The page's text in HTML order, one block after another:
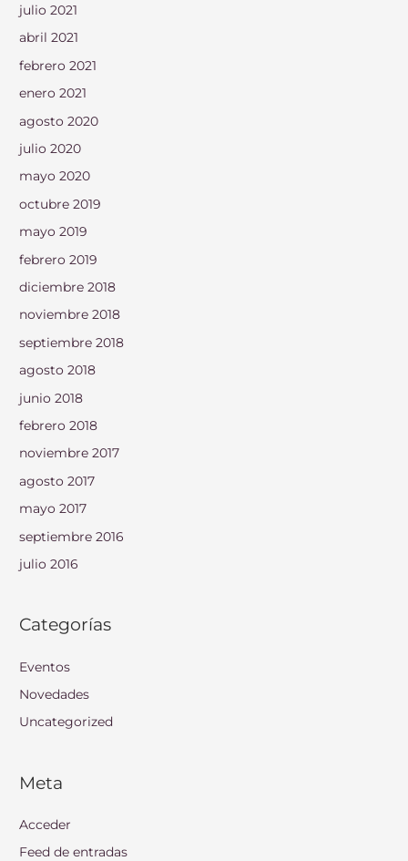
julio 2021
abril 2021
febrero 2021
enero 2021
agosto 2020
julio 2020
mayo 2020
octubre 2019
mayo 2019
febrero 2019
diciembre 2018
noviembre 2018
septiembre 2018
agosto 2018
junio 2018
febrero 2018
noviembre 2017
agosto 2017
mayo 2017
septiembre 2016
julio 2016
Categorías
Eventos
Novedades
Uncategorized
Meta
Acceder
Feed de entradas